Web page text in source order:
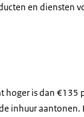
en diensten
hoger is dan
inhuur